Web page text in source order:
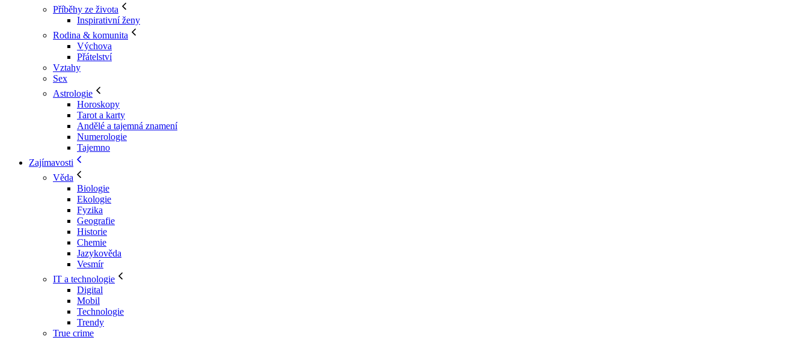
Příběhy ze života
Inspirativní ženy
Rodina & komunita
Výchova
Přátelství
Vztahy
Sex
Astrologie
Horoskopy
Tarot a karty
Andělé a tajemná znamení
Numerologie
Tajemno
Zajímavosti
Věda
Biologie
Ekologie
Fyzika
Geografie
Historie
Chemie
Jazykověda
Vesmír
IT a technologie
Digital
Mobil
Technologie
Trendy
True crime